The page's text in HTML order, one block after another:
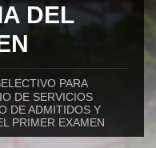
DEL
PARA
DE SERVICIOS
DE ADMITIDOS Y
PRIMER EXAMEN